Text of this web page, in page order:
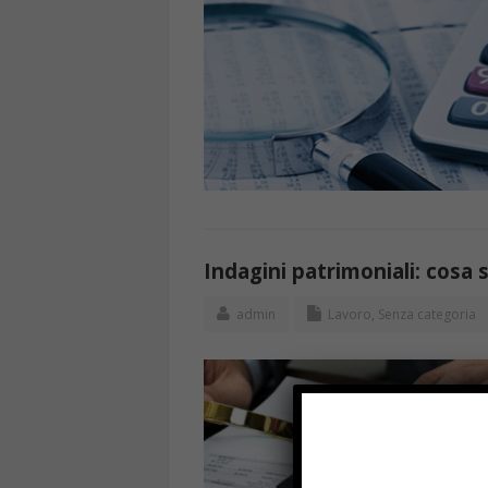
Indagini patrimoniali: cosa
admin Lavoro, Senza categoria